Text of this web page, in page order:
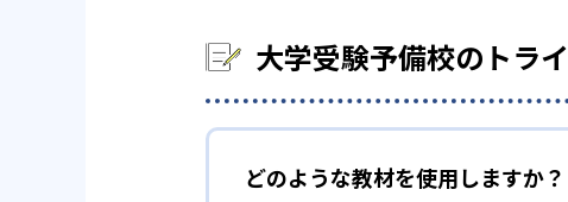
大学受験予備校のトラ
どのような教材を使用しますか？